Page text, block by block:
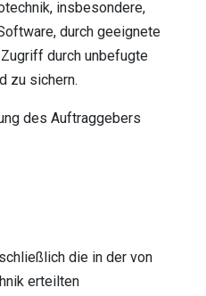
insbesondere,
durch geeignete
durch unbefugte
zu sichern.
des Auftraggebers
die in der von
erteilten